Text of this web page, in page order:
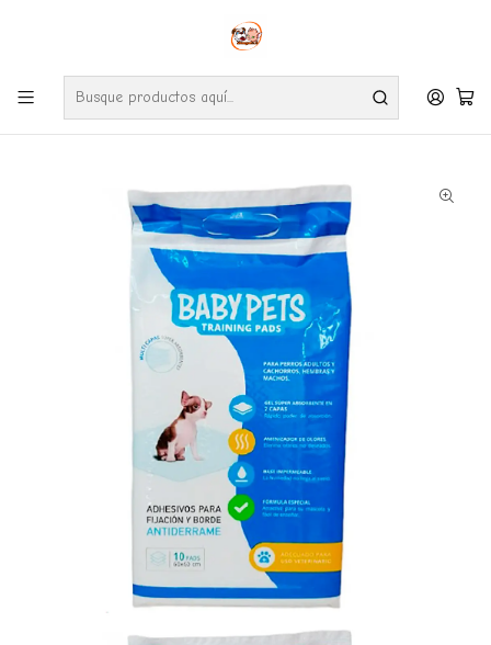
Envíos gratuitos por compras desde $24.990 en la RM (Comunas informadas
Ve nuestras zonas de cobertura diaria.
Inicio Perros
Sabanillas Para Perros Baby Pets x 10 unidades 60 x 60 cm